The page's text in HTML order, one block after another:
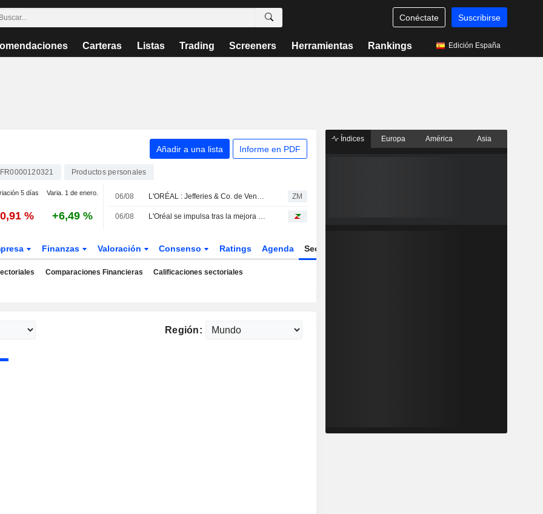
Conéctate Suscribirse
Carteras Listas Trading Screeners Herramientas Rankings Edición España
Añadir a una lista Informe en PDF
FR0000120321 Productos personales
5 días Varia. 1 de enero.
% +6,49 %
06/08 L'ORÉAL : Jefferies & Co. de Vender a Neutral ZM
06/08 L'Oréal se impulsa tras la mejora de recomendación de Jefferies
Finanzas Valoración Consenso Ratings Agenda Sector
Comparaciones Financieras Calificaciones sectoriales
Región:
Índices Europa América Asia